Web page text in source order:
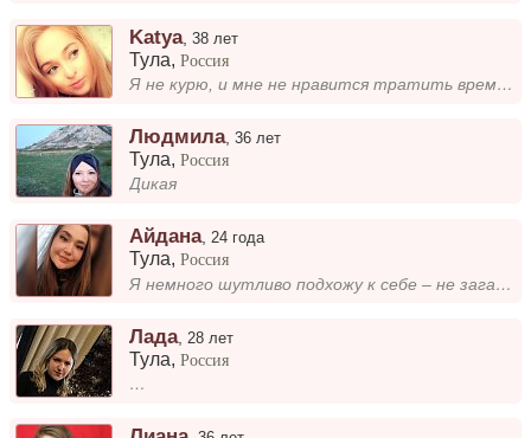
Katya,38 лет
Тула,Россия
Я не курю, и мне не нравится тратить время на покупки в магазинах. Предпочитаю уютные вечера с книгой или прогулки на пр...
Людмила,36 лет
Тула,Россия
Дикая
Айдана,24 года
Тула,Россия
Я немного шутливо подхожу к себе – не загадка, а скорее загадинка!
Лада, 28 лет
Тула,Россия
…